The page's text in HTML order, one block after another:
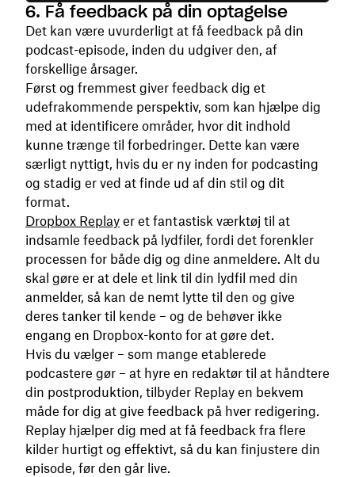
6. Få feedback på din optagelse
Det kan være uvurderligt at få feedback på din
podcast-episode, inden du udgiver den, af
forskellige årsager.
Først og fremmest giver feedback dig et
udefrakommende perspektiv, som kan hjælpe dig
med at identificere områder, hvor dit indhold
kunne trænge til forbedringer. Dette kan være
særligt nyttigt, hvis du er ny inden for podcasting
og stadig er ved at finde ud af din stil og dit
format.
Dropbox Replay er et fantastisk værktøj til at
indsamle feedback på lydfiler, fordi det forenkler
processen for både dig og dine anmeldere. Alt du
skal gøre er at dele et link til din lydfil med din
anmelder, så kan de nemt lytte til den og give
deres tanker til kende – og de behøver ikke
engang en Dropbox-konto for at gøre det.
Hvis du vælger – som mange etablerede
podcastere gør – at hyre en redaktør til at håndtere
din postproduktion, tilbyder Replay en bekvem
måde for dig at give feedback på hver redigering.
Replay hjælper dig med at få feedback fra flere
kilder hurtigt og effektivt, så du kan finjustere din
episode, før den går live.